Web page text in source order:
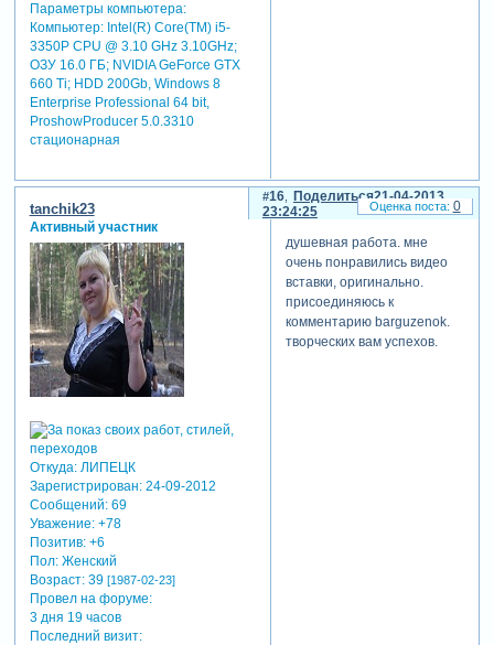
Параметры компьютера:
Компьютер: Intel(R) Core(TM) i5-
3350P CPU @ 3.10 GHz 3.10GHz;
ОЗУ 16.0 ГБ; NVIDIA GeForce GTX
660 Ti; HDD 200Gb, Windows 8
Enterprise Professional 64 bit,
ProshowProducer 5.0.3310
стационарная
Поделиться
16
21-04-2013
23:24:25
tanchik23
Активный участник
Откуда:ЛИПЕЦК
Зарегистрирован: 24-09-2012
Сообщений:69
Уважение: +78
Позитив: +6
Пол:Женский
Возраст:39 [1987-02-23]
Провел на форуме:
3 дня 19 часов
Последний визит:
душевная работа. мне
очень понравились видео
вставки, оригинально.
присоединяюсь к
комментарию barguzenok.
творческих вам успехов.
0